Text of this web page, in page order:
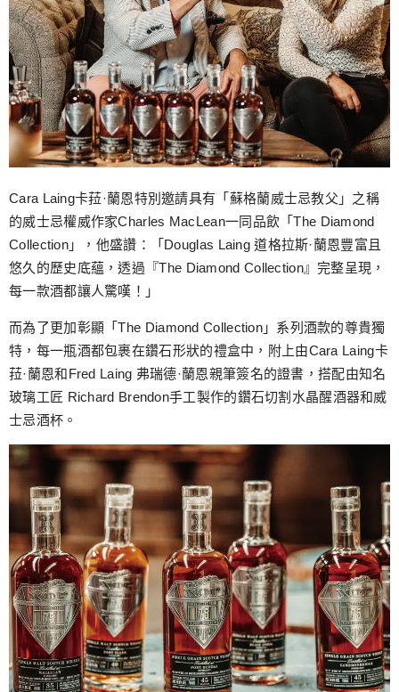
Cara Laing卡菈·蘭恩特別邀請具有「蘇格蘭威士忌教父」之稱
的威士忌權威作家Charles MacLean一同品飲「The Diamond
Collection」，他盛讚：「Douglas Laing 道格拉斯·蘭恩豐富且
悠久的歷史底蘊，透過『The Diamond Collection』完整呈現，
每一款酒都讓人驚嘆！」
而為了更加彰顯「The Diamond Collection」系列酒款的尊貴獨
特，每一瓶酒都包裹在鑽石形狀的禮盒中，附上由Cara Laing卡
菈·蘭恩和Fred Laing 弗瑞德·蘭恩親筆簽名的證書，搭配由知名
玻璃工匠 Richard Brendon手工製作的鑽石切割水晶醒酒器和威
士忌酒杯。